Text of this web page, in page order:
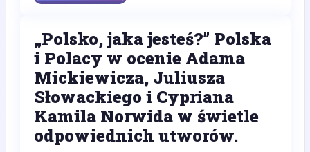
„Polsko, jaka jesteś?” Polska
i Polacy w ocenie Adama
Mickiewicza, Juliusza
Słowackiego i Cypriana
Kamila Norwida w świetle
odpowiednich utworów.